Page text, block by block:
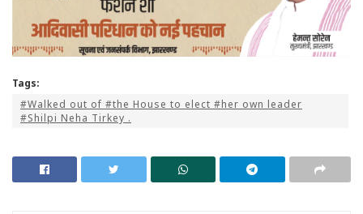
Tags:
#Walked out of #the House to elect #her own leader
#Shilpi Neha Tirkey .